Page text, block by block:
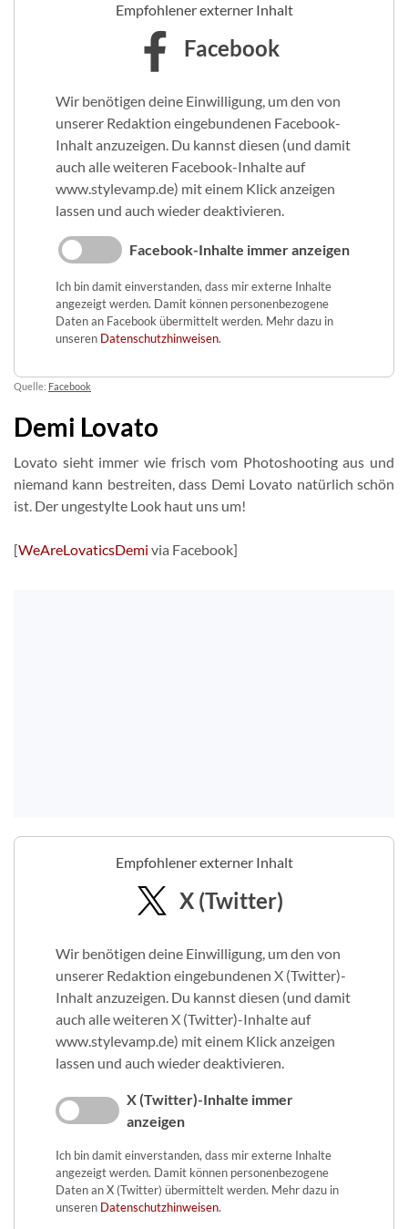
Empfohlener externer Inhalt
Facebook
Wir benötigen deine Einwilligung, um den von
unserer Redaktion eingebundenen Facebook-
Inhalt anzuzeigen. Du kannst diesen (und damit
auch alle weiteren Facebook-Inhalte auf
www.stylevamp.de) mit einem Klick anzeigen
lassen und auch wieder deaktivieren.
Facebook-Inhalte immer anzeigen
Ich bin damit einverstanden, dass mir externe Inhalte
angezeigt werden. Damit können personenbezogene
Daten an Facebook übermittelt werden. Mehr dazu in
unseren Datenschutzhinweisen.
Quelle: Facebook
Demi Lovato
Lovato sieht immer wie frisch vom Photoshooting aus und
niemand kann bestreiten, dass Demi Lovato natürlich schön
ist. Der ungestylte Look haut uns um!
[WeAreLovaticsDemi via Facebook]
Empfohlener externer Inhalt
X (Twitter)
Wir benötigen deine Einwilligung, um den von
unserer Redaktion eingebundenen X (Twitter)-
Inhalt anzuzeigen. Du kannst diesen (und damit
auch alle weiteren X (Twitter)-Inhalte auf
www.stylevamp.de) mit einem Klick anzeigen
lassen und auch wieder deaktivieren.
X (Twitter)-Inhalte immer
anzeigen
Ich bin damit einverstanden, dass mir externe Inhalte
angezeigt werden. Damit können personenbezogene
Daten an X (Twitter) übermittelt werden. Mehr dazu in
unseren Datenschutzhinweisen.